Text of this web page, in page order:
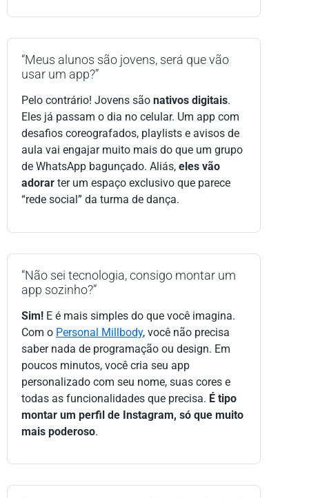
“Meus alunos são jovens, será que vão
usar um app?”
Pelo contrário! Jovens são nativos digitais.
Eles já passam o dia no celular. Um app com
desafios coreografados, playlists e avisos de
aula vai engajar muito mais do que um grupo
de WhatsApp bagunçado. Aliás, eles vão
adorar ter um espaço exclusivo que parece
“rede social” da turma de dança.
“Não sei tecnologia, consigo montar um
app sozinho?”
Sim! E é mais simples do que você imagina.
Com o Personal Millbody, você não precisa
saber nada de programação ou design. Em
poucos minutos, você cria seu app
personalizado com seu nome, suas cores e
todas as funcionalidades que precisa. É tipo
montar um perfil de Instagram, só que muito
mais poderoso.